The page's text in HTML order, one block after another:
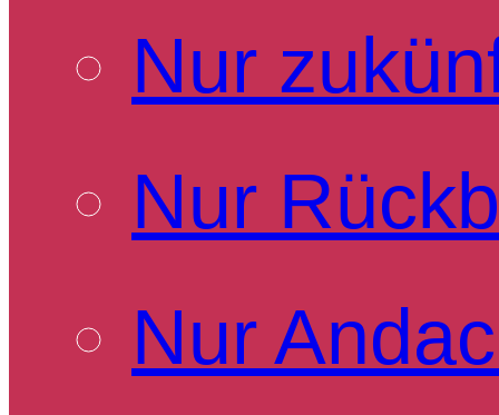
Nur
Nur
Nur